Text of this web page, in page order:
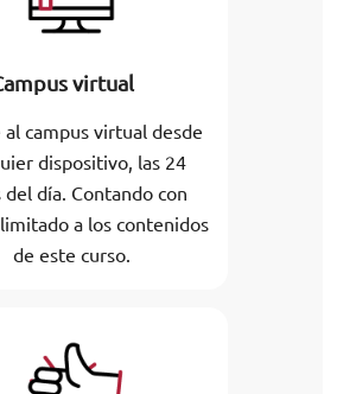
virtual
al campus virtual desde
dispositivo, las 24
del día. Contando con
a los contenidos
de este curso.